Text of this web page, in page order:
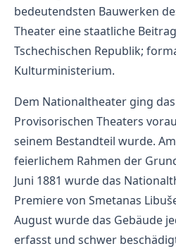
bedeutendsten Bauwerken
Theater eine staatliche
Tschechischen Republik;
Kulturministerium.
Dem Nationaltheater ging
Provisorischen Theaters
seinem Bestandteil wurde.
feierlichem Rahmen der
Juni 1881 wurde das
Premiere von Smetanas
August wurde das Gebäude
erfasst und schwer